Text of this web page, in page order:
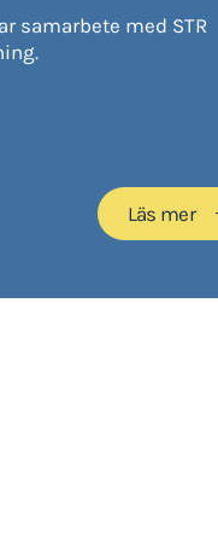
samarbete med STR
Läs mer